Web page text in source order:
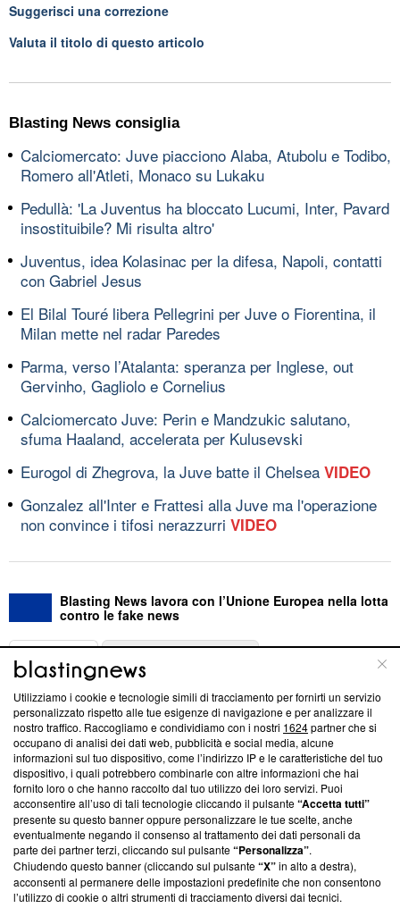
Suggerisci una correzione
Valuta il titolo di questo articolo
Blasting News consiglia
Calciomercato: Juve piacciono Alaba, Atubolu e Todibo,
Romero all'Atleti, Monaco su Lukaku
Pedullà: 'La Juventus ha bloccato Lucumi, Inter, Pavard
insostituibile? Mi risulta altro'
Juventus, idea Kolasinac per la difesa, Napoli, contatti
con Gabriel Jesus
El Bilal Touré libera Pellegrini per Juve o Fiorentina, il
Milan mette nel radar Paredes
Parma, verso l’Atalanta: speranza per Inglese, out
Gervinho, Gagliolo e Cornelius
Calciomercato Juve: Perin e Mandzukic salutano,
sfuma Haaland, accelerata per Kulusevski
Eurogol di Zhegrova, la Juve batte il Chelsea VIDEO
Gonzalez all'Inter e Frattesi alla Juve ma l'operazione
non convince i tifosi nerazzurri VIDEO
Blasting News lavora con l’Unione Europea nella lotta
contro le fake news
ABOUT
Questa sezione offre informazioni trasparenti su Blasting
News, sui nostri processi editoriali e su come ci impegniamo a
creare news di qualità. Inoltre, afferma la nostra aderenza a
‘Trust Project - News with Integrity’Blasting News non è
ancora membro del programma, ma ha richiesto di farne
parte; Trust Project non ha ancora effettuato una verifica di
conformità agli standard.
Su di noi
Team editoriale
Utilizziamo i cookie e tecnologie simili di tracciamento per fornirti un servizio
personalizzato rispetto alle tue esigenze di navigazione e per analizzare il
nostro traffico. Raccogliamo e condividiamo con i nostri 1624partner che si
occupano di analisi dei dati web, pubblicità e social media, alcune
informazioni sul tuo dispositivo, come l’indirizzo IP e le caratteristiche del tuo
dispositivo, i quali potrebbero combinarle con altre informazioni che hai
fornito loro o che hanno raccolto dal tuo utilizzo dei loro servizi. Puoi
acconsentire all’uso di tali tecnologie cliccando il pulsante“Accetta tutti”
presente su questo banner oppure personalizzare le tue scelte, anche
eventualmente negando il consenso al trattamento dei dati personali da
parte dei partner terzi, cliccando sul pulsante“Personalizza”.
Chiudendo questo banner (cliccando sul pulsante“X”in alto a destra),
acconsenti al permanere delle impostazioni predefinite che non consentono
l’utilizzo di cookie o altri strumenti di tracciamento diversi dai tecnici.